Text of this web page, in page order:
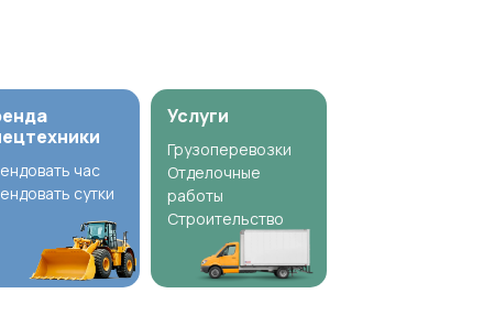
час
сутки
Услуги
Грузоперевозки
Отделочные
работы
Строительство